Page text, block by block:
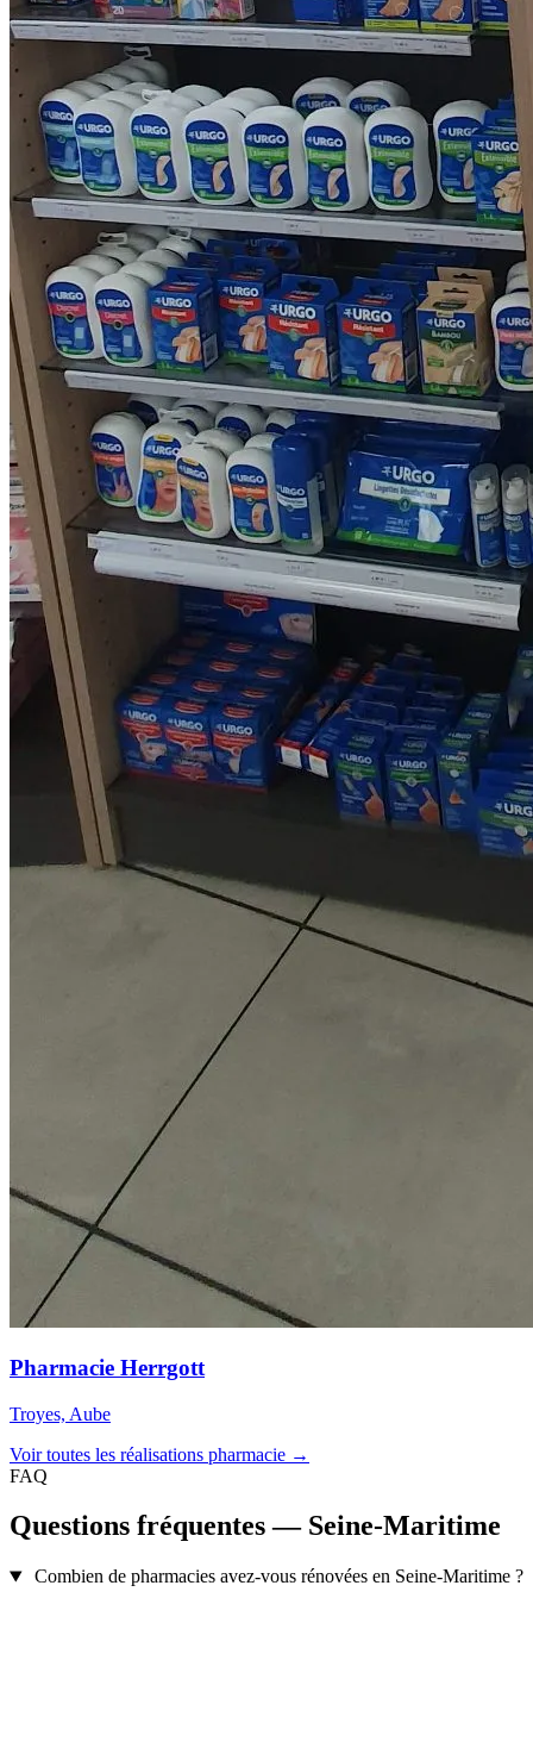
Pharmacie Herrgott
Troyes, Aube
Voir toutes les réalisations pharmacie →
FAQ
Questions fréquentes — Seine-Maritime
Combien de pharmacies avez-vous rénovées en Seine-Maritime ?